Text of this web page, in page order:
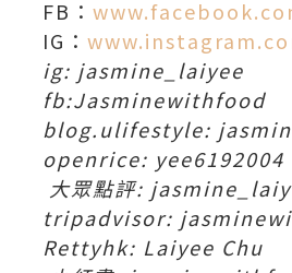
FB：
IG：
ig: jasmine_laiyee
fb:Jasminewithfood
blog.ulifestyle:
openrice: yee6192004
大眾點評:
tripadvisor:
Rettyhk: Laiyee Chu